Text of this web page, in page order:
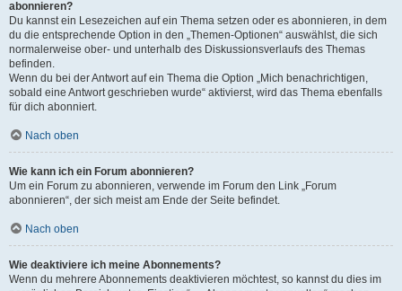
abonnieren?
Du kannst ein Lesezeichen auf ein Thema setzen oder es abonnieren, in dem
du die entsprechende Option in den „Themen-Optionen“ auswählst, die sich
normalerweise ober- und unterhalb des Diskussionsverlaufs des Themas
befinden.
Wenn du bei der Antwort auf ein Thema die Option „Mich benachrichtigen,
sobald eine Antwort geschrieben wurde“ aktivierst, wird das Thema ebenfalls
für dich abonniert.
Nach oben
Wie kann ich ein Forum abonnieren?
Um ein Forum zu abonnieren, verwende im Forum den Link „Forum
abonnieren“, der sich meist am Ende der Seite befindet.
Nach oben
Wie deaktiviere ich meine Abonnements?
Wenn du mehrere Abonnements deaktivieren möchtest, so kannst du dies im